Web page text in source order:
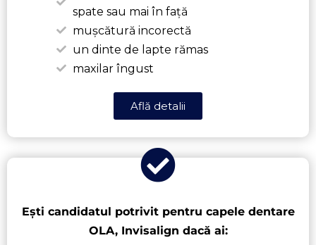
spate sau mai în față
mușcătură incorectă
un dinte de lapte rămas
maxilar îngust
Află detalii
Ești candidatul potrivit pentru capele dentare
OLA, Invisalign dacă ai: